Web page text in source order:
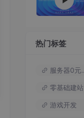
热门标签
服务器0元试用
零基础建站
游戏开发